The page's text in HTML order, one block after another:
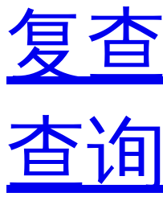
复查
查询